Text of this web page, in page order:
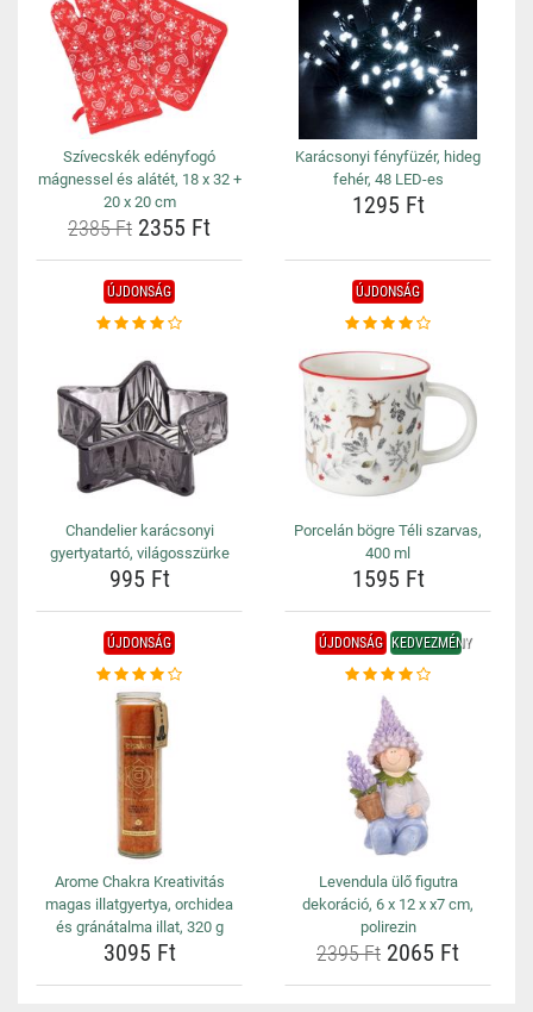
Szívecskék edényfogó
mágnessel és alátét, 18 x 32 +
20 x 20 cm
2385 Ft 2355 Ft
Karácsonyi fényfüzér, hideg
fehér, 48 LED-es
1295 Ft
ÚJDONSÁG
Chandelier karácsonyi
gyertyatartó, világosszürke
995 Ft
ÚJDONSÁG
Porcelán bögre Téli szarvas,
400 ml
1595 Ft
ÚJDONSÁG
Arome Chakra Kreativitás
magas illatgyertya, orchidea
és gránátalma illat, 320 g
3095 Ft
ÚJDONSÁG KEDVEZMÉNY
Levendula ülő figutra
dekoráció, 6 x 12 x x7 cm,
polirezin
2395 Ft 2065 Ft